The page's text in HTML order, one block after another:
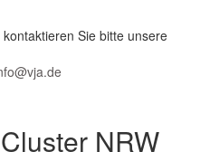
Sie bitte unsere
NRW